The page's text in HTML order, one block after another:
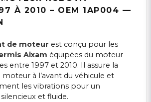
À 2010 – OEM 1AP004 —
de moteur est conçu pour les
Aixam équipées du moteur
entre 1997 et 2010. Il assure la
à l’avant du véhicule et
les vibrations pour un
et fluide.